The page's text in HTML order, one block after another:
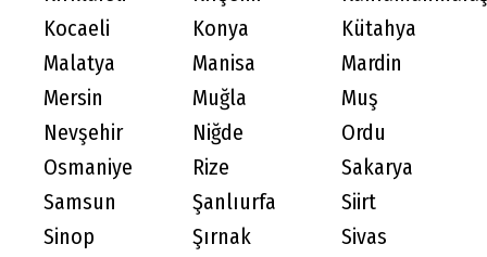
Kocaeli
Konya
Kütahya
Malatya
Manisa
Mardin
Mersin
Muğla
Muş
Nevşehir
Niğde
Ordu
Osmaniye
Rize
Sakarya
Samsun
Şanlıurfa
Siirt
Sinop
Şırnak
Sivas